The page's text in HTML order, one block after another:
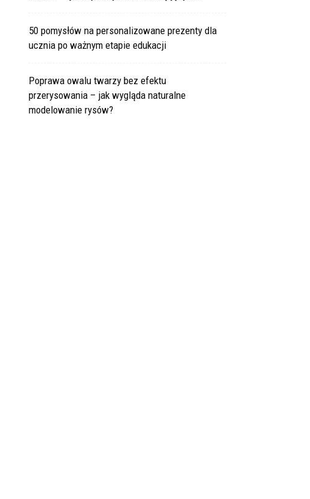
50 pomysłów na personalizowane prezenty dla
ucznia po ważnym etapie edukacji
Poprawa owalu twarzy bez efektu
przerysowania – jak wygląda naturalne
modelowanie rysów?